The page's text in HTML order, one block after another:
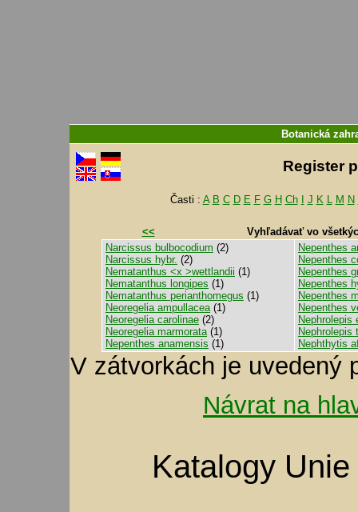
Botanická
Register
Časti : A B C D E F G H Ch J K L M N
<<
Vyhľadávať vo
Narcissus bulbocodium (2)
Narcissus hybr. (2)
Nematanthus <x >wettlandii (1)
Nematanthus longipes (1)
Nematanthus perianthomegus (1)
Neoregelia ampullacea(1)
Neoregelia carolinae (2)
Neoregelia marmorata(1)
Nepenthes anamensis (1)
Nepenthes
Nepenthes
Nepenthes
Nepenthes
Nepenthes
Nepenthes
Nephrolepis
Nephrolepis
Nephthytis
V zátvorkách je uvedený
Návrat na
Katalogy